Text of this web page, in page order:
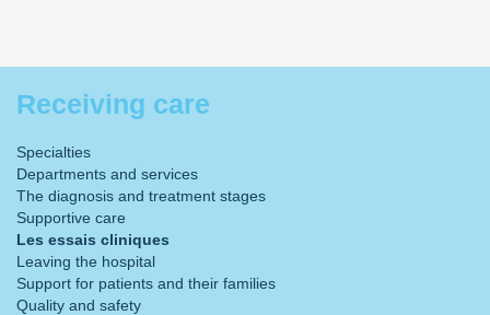
Receiving care
Specialties
Departments and services
The diagnosis and treatment stages
Supportive care
Les essais cliniques
Leaving the hospital
Support for patients and their families
Quality and safety